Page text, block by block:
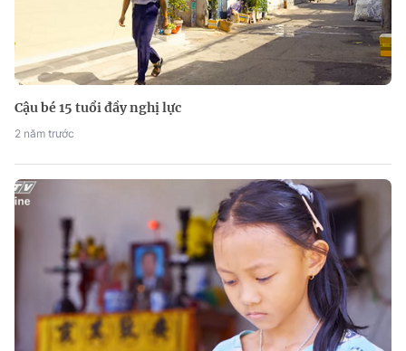
Cậu bé 15 tuổi đầy nghị lực
2 năm trước